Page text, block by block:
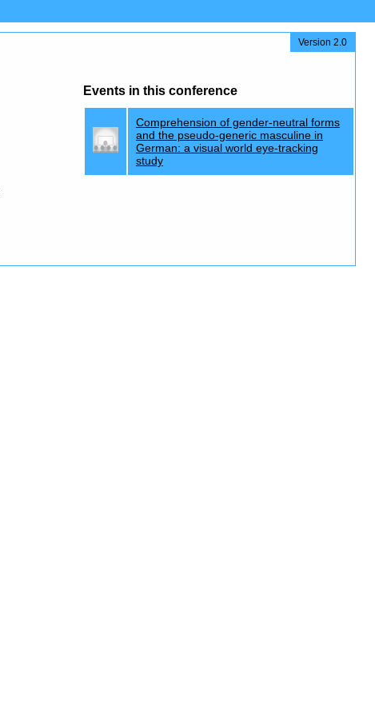
Version 2.0
Events in this conference
Comprehension of gender-neutral forms
and the pseudo-generic masculine in
German: a visual world eye-tracking
study